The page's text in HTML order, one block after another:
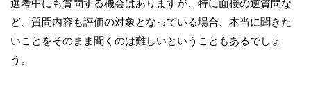
選考中にも質問する機会はありますが、特に面接の逆質問な
ど、質問内容も評価の対象となっている場合、本当に聞きた
いことをそのまま聞くのは難しいということもあるでしょ
う。